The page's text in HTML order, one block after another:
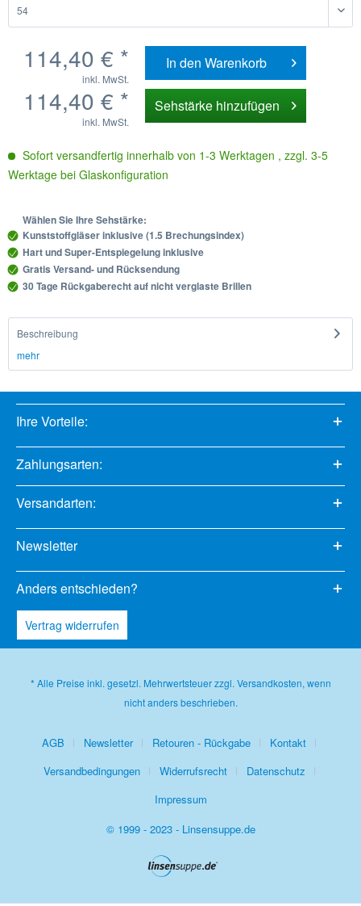
114,40 € *
inkl. MwSt.
In den Warenkorb
114,40 € *
inkl. MwSt.
Sehstärke hinzufügen
Sofort versandfertig innerhalb von 1-3 Werktagen , zzgl. 3-5
Werktage bei Glaskonfiguration
Wählen Sie Ihre Sehstärke:
Kunststoffgläser inklusive (1.5 Brechungsindex)
Hart und Super-Entspiegelung inklusive
Gratis Versand- und Rücksendung
30 Tage Rückgaberecht auf nicht verglaste Brillen
Beschreibung
mehr
Ihre Vorteile:
Zahlungsarten:
Versandarten:
Newsletter
Anders entschieden?
Vertrag widerrufen
* Alle Preise inkl. gesetzl. Mehrwertsteuer zzgl. Versandkosten, wenn
nicht anders beschrieben.
AGB Newsletter Retouren - Rückgabe
Kontakt
Versandbedingungen
Widerrufsrecht
Datenschutz
Impressum
© 1999 - 2023 - Linsensuppe.de